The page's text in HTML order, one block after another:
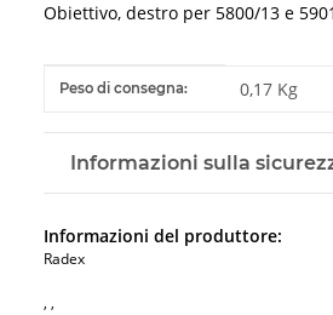
Obiettivo, destro per 5800/13 e
#productDetails.itemValue#
Peso di consegna: 0,17 Kg
Informazioni sulla
Informazioni del produttore:
Radex
, ,